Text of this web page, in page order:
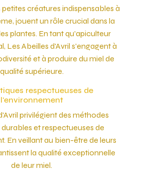
petites créatures indispensables à
jouent un rôle crucial dans la
plantes. En tant qu'apiculteur
Les Abeilles d'Avril s'engagent à
et à produire du miel de
qualité supérieure.
respectueuses de
l'environnement
privilégient des méthodes
et respectueuses de
En veillant au bien-être de leurs
la qualité exceptionnelle
de leur miel.